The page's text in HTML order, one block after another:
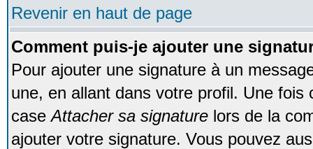
Revenir en haut de page
Comment puis-je ajouter une
Pour ajouter une signature à un
une, en allant dans votre profil. Une fois
caseAttacher sa signature lors de la
ajouter votre signature. Vous pouvez